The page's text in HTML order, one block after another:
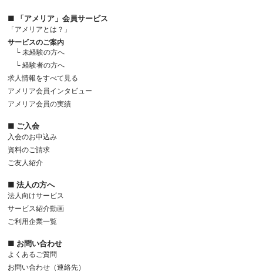
■ 「アメリア」会員サービス
「アメリアとは？」
サービスのご案内
└ 未経験の方へ
└ 経験者の方へ
求人情報をすべて見る
アメリア会員インタビュー
アメリア会員の実績
■ ご入会
入会のお申込み
資料のご請求
ご友人紹介
■ 法人の方へ
法人向けサービス
サービス紹介動画
ご利用企業一覧
■ お問い合わせ
よくあるご質問
お問い合わせ（連絡先）